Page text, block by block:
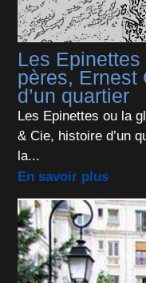
Les
pères, Ernest
d’un quartier
Les Epinettes ou la
& Cie, histoire d’un
la...
En savoir plus